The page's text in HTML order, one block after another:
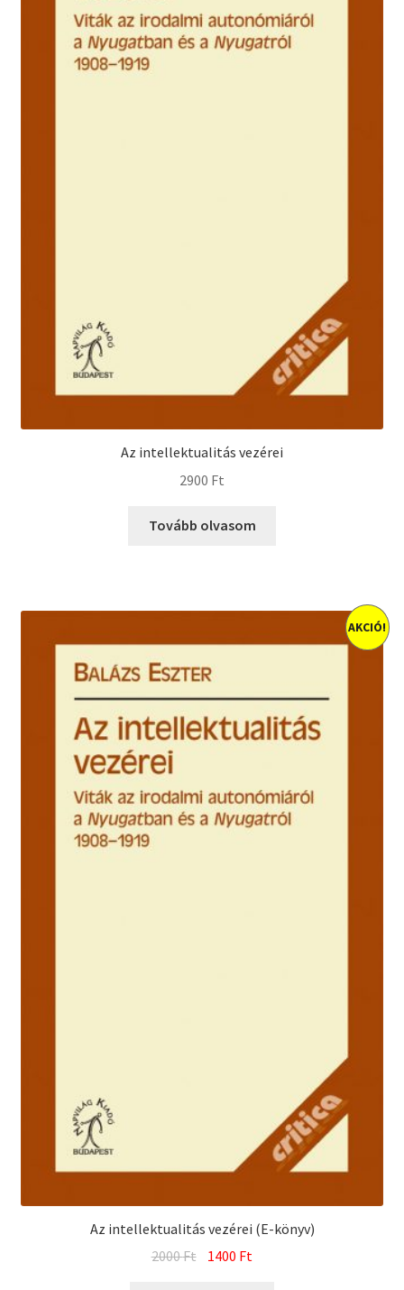
Az intellektualitás vezérei
2900 Ft
Tovább olvasom
Az intellektualitás vezérei (E-könyv)
AKCIÓ!
2000Ft Original
1400 Ft